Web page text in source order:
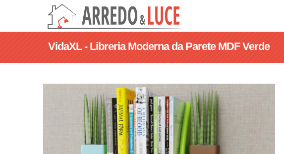
VidaXL - Libreria Moderna da Parete MDF Verde